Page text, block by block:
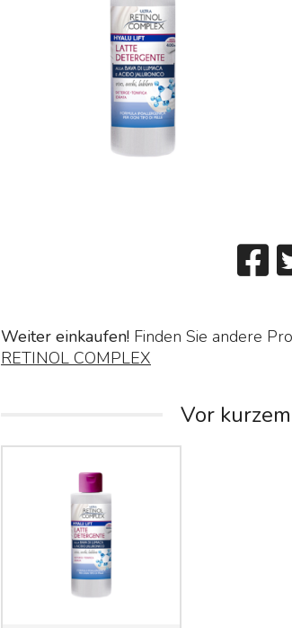
Weiter einkaufen!Finden Sie andere
RETINOL COMPLEX
Vor